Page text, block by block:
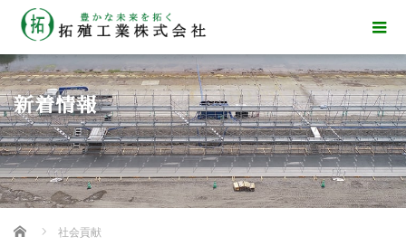
新着情報
Home 社会貢献